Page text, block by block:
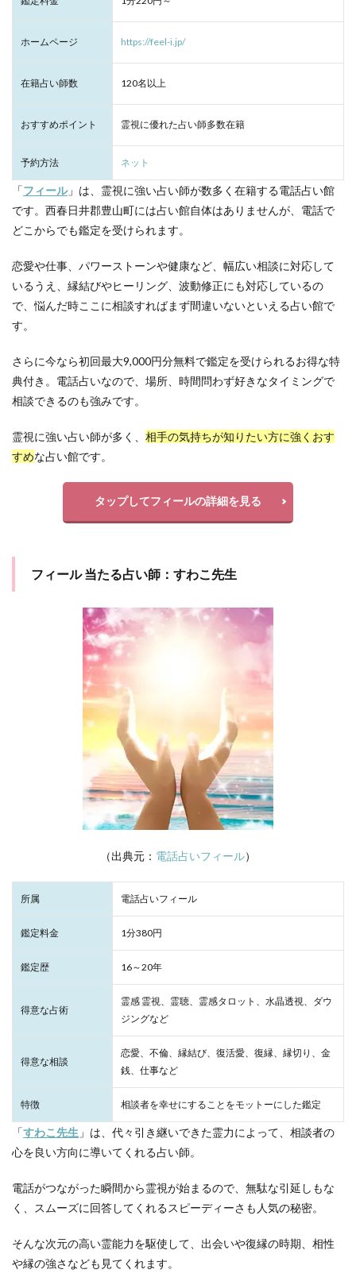
ホームページ https://feel-i.jp/
在籍占い師数 120名以上
おすすめポイント 霊視に優れた占い師多数在籍
予約方法 ネット
「フィール」は、霊視に強い占い師が数多く在籍する電話占い館
です。西春日井郡豊山町には占い館自体はありませんが、電話で
どこからでも鑑定を受けられます。
恋愛や仕事、パワーストーンや健康など、幅広い相談に対応して
いるうえ、縁結びやヒーリング、波動修正にも対応しているの
で、悩んだ時ここに相談すればまず間違いないといえる占い館で
す。
さらに今なら初回最大9,000円分無料で鑑定を受けられるお得な特
典付き。電話占いなので、場所、時間問わず好きなタイミングで
相談できるのも強みです。
霊視に強い占い師が多く、 相手の気持ちが知りたい方に強くおす
すめな占い館です。
タップしてフィールの詳細を見る
フィール 当たる占い師：すわこ先生
（出典元： 電話占いフィール）
所属 電話占いフィール
鑑定料金 1分380円
鑑定歴 16～20年
得意な占術
霊感 霊視、霊聴、霊感タロット、水晶透視、ダウ
ジングなど
得意な相談
恋愛、不倫、縁結び、復活愛、復縁、縁切り、金
銭、仕事など
特徴 相談者を幸せにすることをモットーにした鑑定
「すわこ先生 」は、代々引き継いできた霊力によって、相談者の
心を良い方向に導いてくれる占い師。
電話がつながった瞬間から霊視が始まるので、無駄な引延しもな
く、スムーズに回答してくれるスピーディーさも人気の秘密。
そんな次元の高い霊能力を駆使して、出会いや復縁の時期、相性
や縁の強さなども見てくれます。